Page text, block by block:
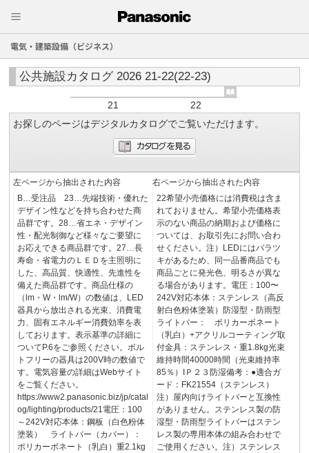
電気・建築設備（ビジネス）
公共施設カタログ 2026 21-22(22-23)
21
22
お探しのページはデジタルカタログでご覧いただけます。
左ページから抽出された内容
B…受注品 23…先端技術・優れた
デザイン性などを持ち合わせた商
品群です。28…省エネ・デザイン
性・配光制御など様々なご要望に
お応えできる商品群です。27…長
寿命・省電力のＬＥＤを主照明に
した、高品質、快適性、先進性を
備えた商品群です。商品仕様の
（lm・W・lm/W）の数値は、LED
器具から放出される光束、消費電
力、固有エネルギー消費効率を表
しております。表示基準の詳細に
ついてP.6をご参照ください。ボル
トフリーの器具は200V時の数値で
す。電気容量の詳細はWebサイト
をご覧ください。
https://www2.panasonic.biz/jp/catal
og/lighting/products/21電圧：100
～242V対応本体：鋼板（白色粉体
塗装） ライトバー（カバー）：
ポリカーボネート（乳白）重2.1kg
右ページから抽出された内容
22希望小売価格には消費税は含ま
れておりません。希望小売価格表
示のない商品の納期および価格に
ついては、お取引先にお問い合わ
せください。注）LEDにはバラツ
キがあるため、同一品番商品でも
商品ごとに発光色、明るさが異な
る場合があります。電圧：100〜
242V対応本体：ステンレス（高反
射白色粉体塗装）防湿型・防雨型
ライトバー： ポリカーボネート
（乳白）+アクリルコーティング取
付金具：ステンレス・重1.8kg光束
維持時間40000時間（光束維持率
85％）IＰ２３防湿備考：●適合ガ
ード：FK21554（ステンレス）
注）屋内向けライトバーと互換性
がありません。ステンレス製の防
湿型・防雨型ライトバーはステン
レス製の専用本体の組み合わせで
ご使用ください。注）ステンレス